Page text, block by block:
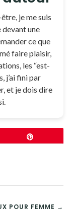
je me suis
une
ce que
faire plaisir,
les “est-
j’ai fini par
et je dois dire
POUR FEMME →